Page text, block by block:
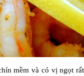
mềm và có vị ngọt rất